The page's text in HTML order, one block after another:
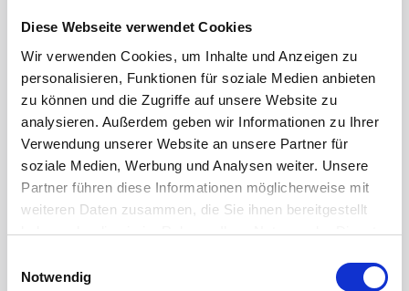
Diese Webseite verwendet Cookies
Wir verwenden Cookies, um Inhalte und Anzeigen zu
personalisieren, Funktionen für soziale Medien anbieten
zu können und die Zugriffe auf unsere Website zu
analysieren. Außerdem geben wir Informationen zu Ihrer
Verwendung unserer Website an unsere Partner für
soziale Medien, Werbung und Analysen weiter. Unsere
Partner führen diese Informationen möglicherweise mit
weiteren Daten zusammen, die Sie ihnen bereitgestellt
haben oder die sie im Rahmen Ihrer Nutzung der Dienste
Notwendig
24 Std. 1M 3M 1J 5J